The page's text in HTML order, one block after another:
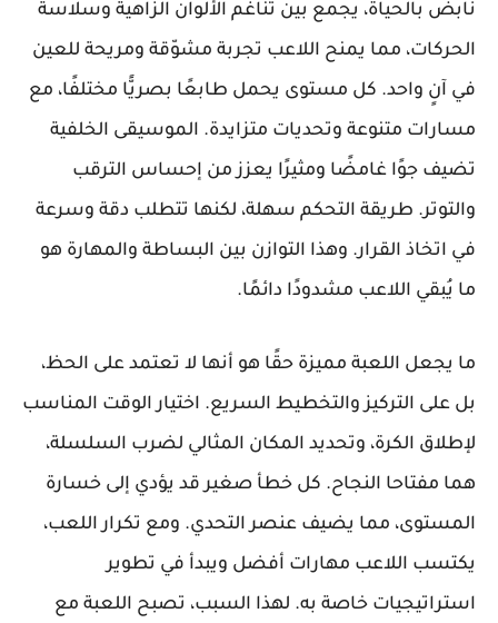
نابض بالحياة، يجمع بين تناغم الألوان الزاهية وسلاسة
الحركات، مما يمنح اللاعب تجربة مشوّقة ومريحة للعين
في آنٍ واحد. كل مستوى يحمل طابعًا بصريًّا مختلفًا، مع
مسارات متنوعة وتحديات متزايدة. الموسيقى الخلفية
تضيف جوًا غامضًا ومثيرًا يعزز من إحساس الترقب
والتوتر. طريقة التحكم سهلة، لكنها تتطلب دقة وسرعة
في اتخاذ القرار. وهذا التوازن بين البساطة والمهارة هو
ما يُبقي اللاعب مشدودًا دائمًا.
ما يجعل اللعبة مميزة حقًا هو أنها لا تعتمد على الحظ،
بل على التركيز والتخطيط السريع. اختيار الوقت المناسب
لإطلاق الكرة، وتحديد المكان المثالي لضرب السلسلة،
هما مفتاحا النجاح. كل خطأ صغير قد يؤدي إلى خسارة
المستوى، مما يضيف عنصر التحدي. ومع تكرار اللعب،
يكتسب اللاعب مهارات أفضل ويبدأ في تطوير
استراتيجيات خاصة به. لهذا السبب، تصبح اللعبة مع